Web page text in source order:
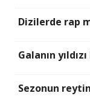
Dizilerde rap
Galanın
Sezonun